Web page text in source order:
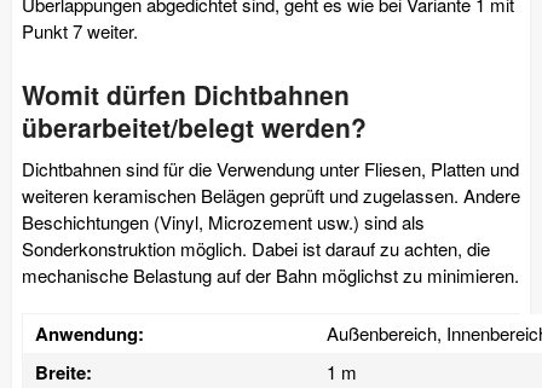
Punkt 7 weiter.
Womit dürfen Dichtbahnen
überarbeitet/belegt werden?
Dichtbahnen sind für die Verwendung unter Fliesen, Platten und
weiteren keramischen Belägen geprüft und zugelassen. Andere
Beschichtungen (Vinyl, Microzement usw.) sind als
Sonderkonstruktion möglich. Dabei ist darauf zu achten, die
mechanische Belastung auf der Bahn möglichst zu minimieren.
Anwendung: Außenbereich,
Breite: 1 m